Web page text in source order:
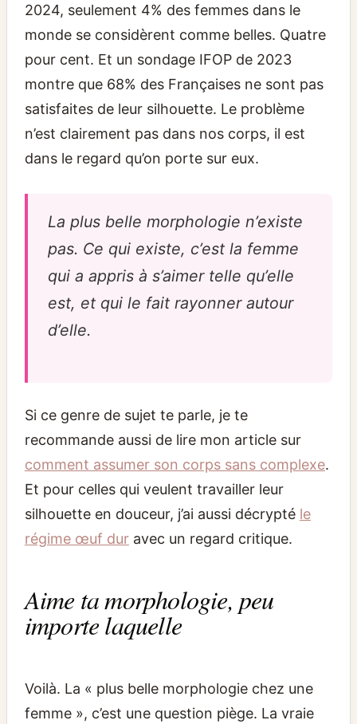
2024, seulement 4% des femmes dans le
monde se considèrent comme belles. Quatre
pour cent. Et un sondage IFOP de 2023
montre que 68% des Françaises ne sont pas
satisfaites de leur silhouette. Le problème
n’est clairement pas dans nos corps, il est
dans le regard qu’on porte sur eux.
La plus belle morphologie n’existe
pas. Ce qui existe, c’est la femme
qui a appris à s’aimer telle qu’elle
est, et qui le fait rayonner autour
d’elle.
Si ce genre de sujet te parle, je te
recommande aussi de lire mon article sur
comment assumer son corps sans complexe.
Et pour celles qui veulent travailler leur
silhouette en douceur, j’ai aussi décrypté le
régime œuf duravec un regard critique.
Aime ta morphologie, peu
importe laquelle
Voilà. La « plus belle morphologie chez une
femme », c’est une question piège. La vraie